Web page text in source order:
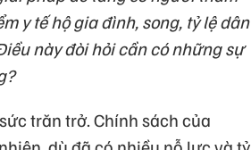
y tế hộ gia đình, song, tỷ lệ dân
này đòi hỏi cần có những sự
trăn trở. Chính sách của